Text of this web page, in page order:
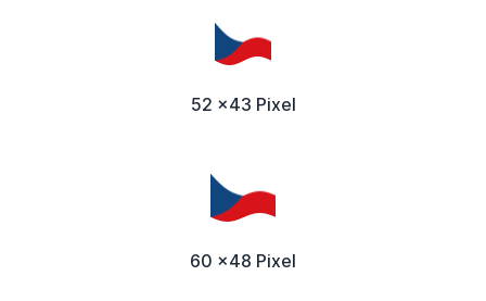
52 x43 Pixel
60 x48 Pixel